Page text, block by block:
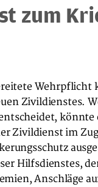
zum
Wehrpflicht
Zivildienstes.
könnte
Zivildienst im
Hilfsdienstes,
Anschläge